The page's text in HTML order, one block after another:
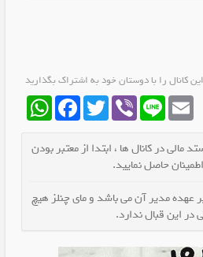
مربوط باشه رو در کانال قرار
این کانال را با دوستان خود به اشتراک بگذارید
WhatsAppFacebookTwitter Viber Line Email
مالی در کانال ها ، ابتدا از معتبر بودن
حاصل نمایید.
عهده مدیر آن می باشد و مای چنلز هیچ
در این قبال ندارد.